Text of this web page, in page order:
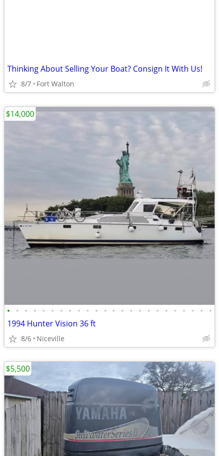
Thinking About Selling Your Boat? Consign It With Us!
8/7 Fort Walton
• • • • • • • • • • • • • • • • • • • • • • • •
1994 Hunter Vision 36 ft
8/6 Niceville
$14,000
$5,500